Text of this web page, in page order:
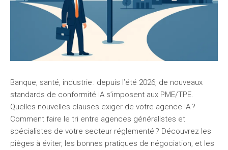
Banque, santé, industrie : depuis l’été 2026, de nouveaux
standards de conformité IA s’imposent aux PME/TPE.
Quelles nouvelles clauses exiger de votre agence IA ?
Comment faire le tri entre agences généralistes et
spécialistes de votre secteur réglementé ? Découvrez les
pièges à éviter, les bonnes pratiques de négociation, et les